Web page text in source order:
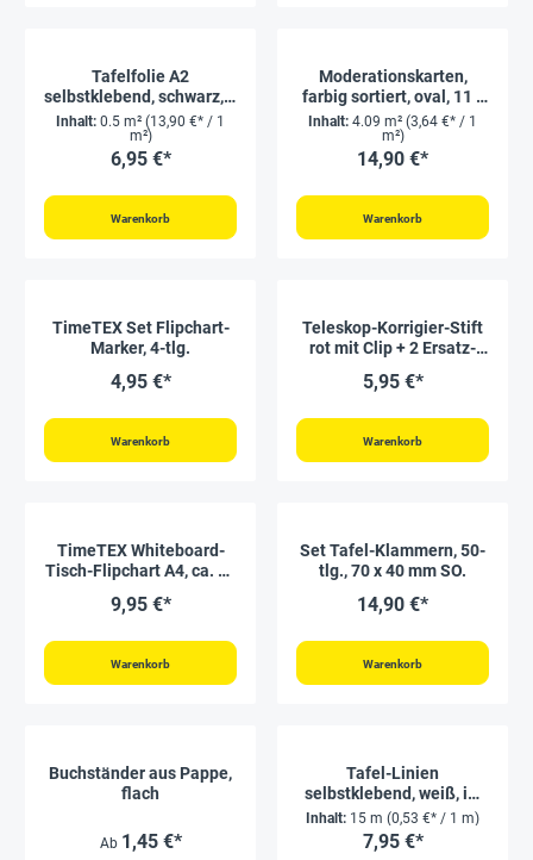
Tafelfolie A2
selbstklebend, schwarz, 2
Stück
Inhalt: 0.5 m² (13,90 €* / 1
m²)
6,95 €*
Warenkorb
Moderationskarten,
farbig sortiert, oval, 11 x
19 cm, 250 Stück
Inhalt: 4.09 m² (3,64 €* / 1
m²)
14,90 €*
Warenkorb
TimeTEX Set Flipchart-
Marker, 4-tlg.
4,95 €*
Warenkorb
Teleskop-Korrigier-Stift
rot mit Clip + 2 Ersatz-
5,95 €*
Warenkorb
TimeTEX Whiteboard-
Tisch-Flipchart A4, ca. 33
9,95 €*
Warenkorb
Set Tafel-Klammern, 50-
tlg., 70 x 40 mm SO.
14,90 €*
Warenkorb
Buchständer aus Pappe,
flach
Ab 1,45 €*
Tafel-Linien
selbstklebend, weiß, im
Spender, 15 m / 3 mm
Inhalt: 15 m (0,53 €* / 1 m)
7,95 €*